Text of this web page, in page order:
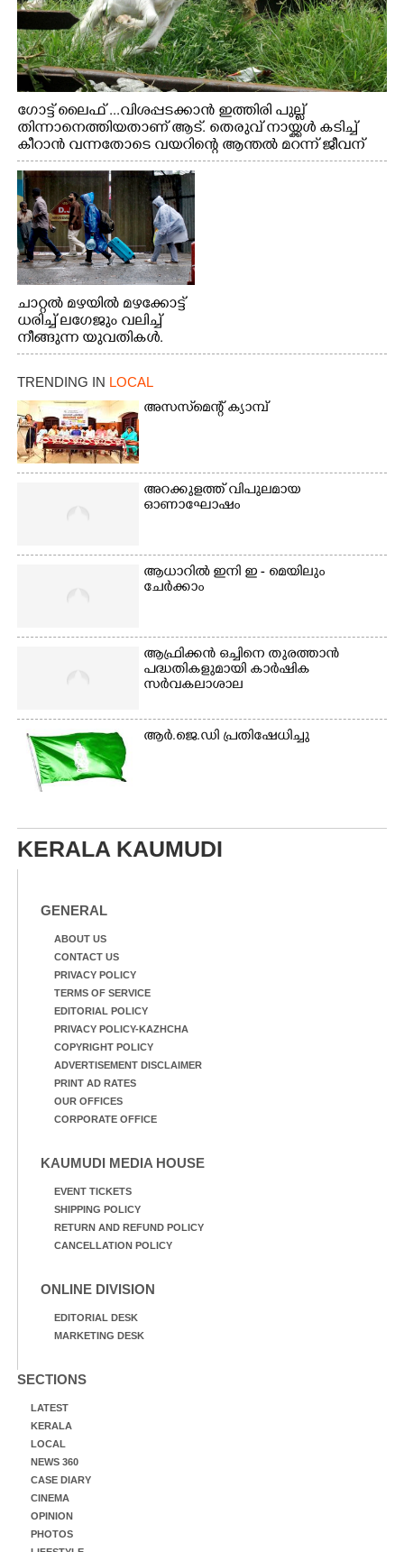
ഗോട്ട് ലൈഫ് ...വിശപ്പടക്കാൻ ഇത്തിരി പുല്ല്
തിന്നാനെത്തിയതാണ് ആട്. തെരുവ് നായ്ക്കൾ കടിച്ച്
കീറാൻ വന്നതോടെ വയറിന്റെ ആന്തൽ മറന്ന് ജീവന്
വേണ്ടിയായി ഓട്ടം. എറണാകുളം വാത്തുരുത്തിയിൽ
നിന്നുള്ള കാഴ്ച
ചാറ്റൽ മഴയിൽ മഴക്കോട്ട്
ധരിച്ച് ലഗേജും വലിച്ച്
നീങ്ങുന്ന യുവതികൾ.
എറണാകുളം മേനകയിൽ
നിന്നുള്ള കാഴ്ച
TRENDING IN LOCAL
അസസ്‌മെന്റ് ക്യാമ്പ്
അറക്കുളത്ത് വിപുലമായ
ഓണാഘോഷം
ആധാറിൽ ഇനി ഇ - മെയിലും
ചേർക്കാം
ആഫ്രിക്കൻ ഒച്ചിനെ തുരത്താൻ
പദ്ധതികളുമായി കാർഷിക
സർവകലാശാല
ആർ.ജെ.ഡി പ്രതിഷേധിച്ചു
KERALA KAUMUDI
GENERAL
ABOUT US
CONTACT US
PRIVACY POLICY
TERMS OF SERVICE
EDITORIAL POLICY
PRIVACY POLICY-KAZHCHA
COPYRIGHT POLICY
ADVERTISEMENT DISCLAIMER
PRINT AD RATES
OUR OFFICES
CORPORATE OFFICE
KAUMUDI MEDIA HOUSE
EVENT TICKETS
SHIPPING POLICY
RETURN AND REFUND POLICY
CANCELLATION POLICY
ONLINE DIVISION
EDITORIAL DESK
MARKETING DESK
SECTIONS
LATEST
KERALA
LOCAL
NEWS 360
CASE DIARY
CINEMA
OPINION
PHOTOS